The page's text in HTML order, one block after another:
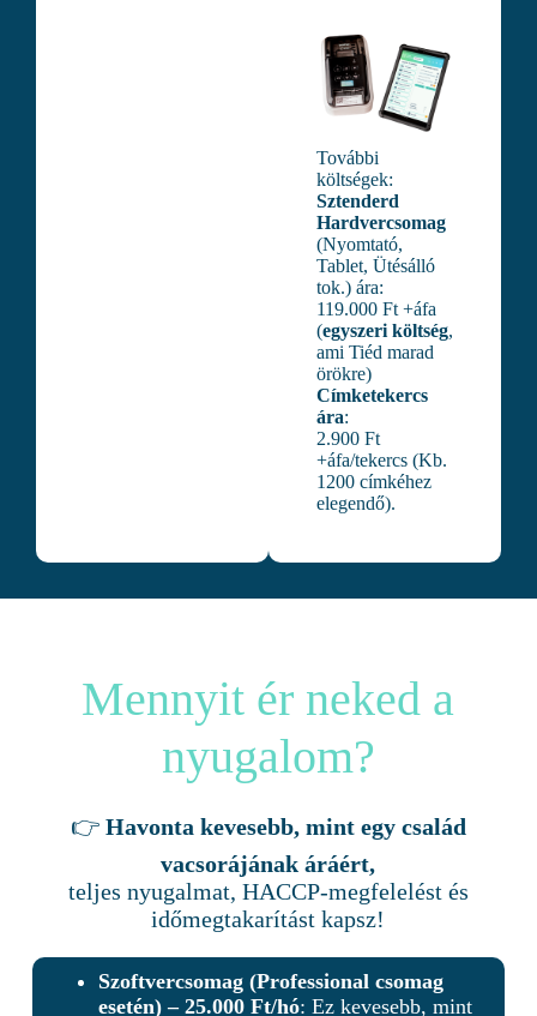
További
költségek:
Sztenderd
Hardvercsomag
(Nyomtató,
Tablet, Ütésálló
tok.) ára:
119.000 Ft +áfa
(egyszeri költség,
ami Tiéd marad
örökre)
Címketekercs
ára:
2.900 Ft
+áfa/tekercs (Kb.
1200 címkéhez
elegendő).
Mennyit ér neked a
nyugalom?
👉 Havonta kevesebb, mint egy család
vacsorájának áráért,
teljes nyugalmat, HACCP-megfelelést és
időmegtakarítást kapsz!
Szoftvercsomag (Professional csomag
esetén) – 25.000 Ft/hó: Ez kevesebb, mint